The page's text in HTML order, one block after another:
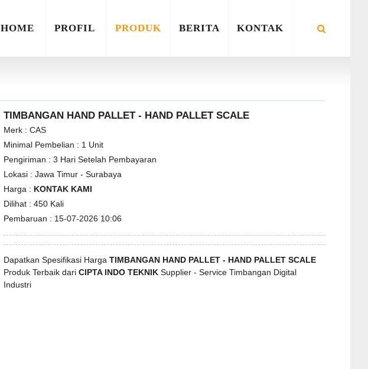
HOME PROFIL PRODUK BERITA KONTAK
TIMBANGAN HAND PALLET - HAND PALLET SCALE
Merk :CAS
Minimal Pembelian : 1 Unit
Pengiriman :3 Hari Setelah Pembayaran
Lokasi :Jawa Timur - Surabaya
Harga : KONTAK KAMI
Dilihat :450 Kali
Pembaruan : 15-07-2026 10:06
Dapatkan Spesifikasi HargaTIMBANGAN HAND PALLET - HAND PALLET SCALE
Produk Terbaik dariCIPTA INDO TEKNIK Supplier - Service Timbangan Digital
Industri